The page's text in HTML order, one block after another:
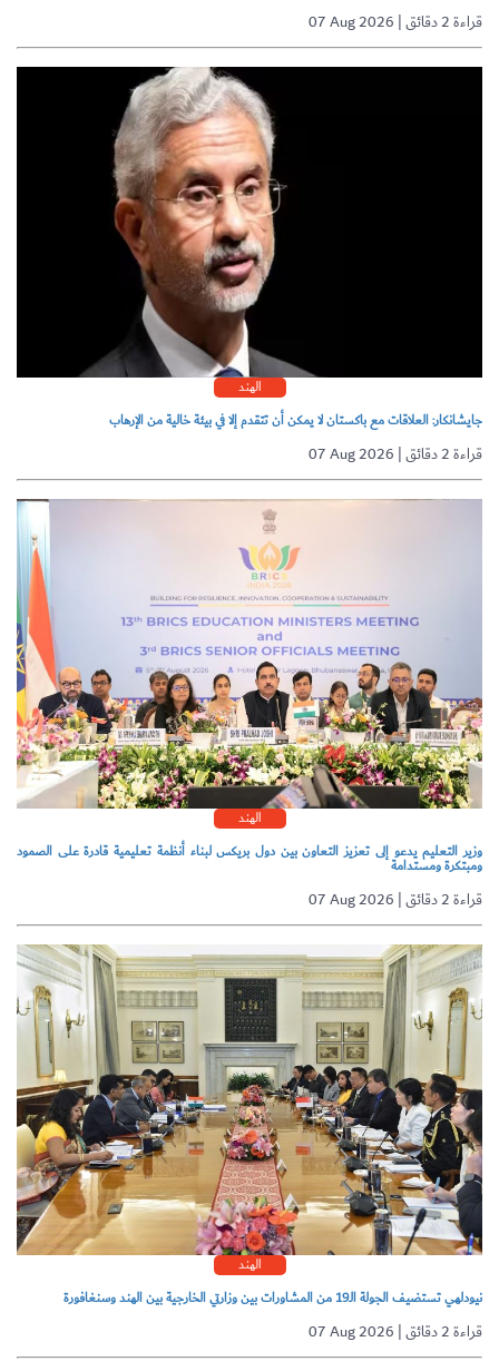
07 Aug 2026 | قراءة 2 دقائق
الهند
جايشانكار: العلاقات مع باكستان لا يمكن أن تتقدم إلا في بيئة خالية من الإرهاب
07 Aug 2026 | قراءة 2 دقائق
الهند
وزير التعليم يدعو إلى تعزيز التعاون بين دول بريكس لبناء أنظمة تعليمية قادرة على الصمود
ومبتكرة ومستدامة
07 Aug 2026 | قراءة 2 دقائق
الهند
نيودلهي تستضيف الجولة الـ19 من المشاورات بين وزارتي الخارجية بين الهند وسنغافورة
07 Aug 2026 | قراءة 2 دقائق